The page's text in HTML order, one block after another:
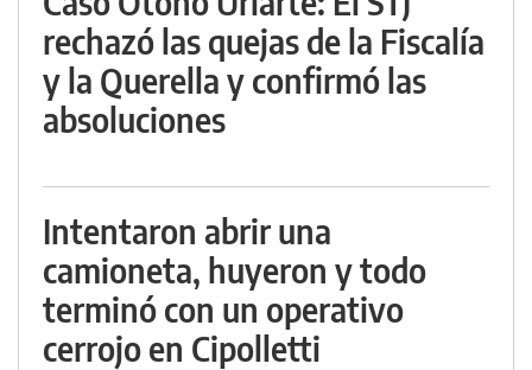
rechazó las quejas de la Fiscalía
y la Querella y confirmó las
absoluciones
Intentaron abrir una
camioneta, huyeron y todo
terminó con un operativo
cerrojo en Cipolletti